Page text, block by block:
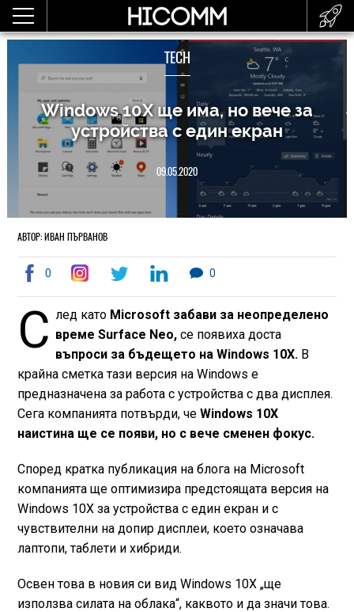
TECH
Windows 10X ще има, но вече за
устройства с един екран
09.05.2020
АВТОР: ИВАН ПЪРВАНОВ
0 0
С лед като Microsoft забави за неопределено
време Surface Neo, се появиха доста
въпроси за бъдещето на Windows 10X. В
крайна сметка тази версия на Windows е
предназначена за работа с устройства с два дисплея.
Сега компанията потвърди, че Windows 10X
наистина ще се появи, но с вече сменен фокус.
Според кратка публикация на блога на Microsoft
компанията ще оптимизира предстоящата версия на
Windows 10X за устройства с един екран и с
чувствителни на допир дисплеи, което означава
лаптопи, таблети и хибриди.
Освен това в новия си вид Windows 10X „ще
използва силата на облака“, каквото и да значи това.